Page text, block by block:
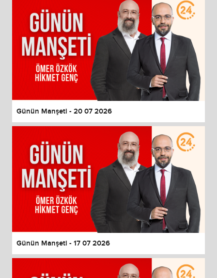
Günün Manşeti - 20 07 2026
Günün Manşeti - 17 07 2026